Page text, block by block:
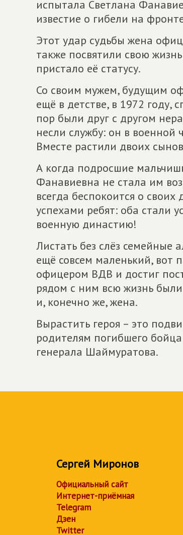
испытала Светлана
известие о гибели на
Этот удар судьбы жена
также посвятили свою
пристало её статусу.
Со своим мужем, будущим
ещё в детстве, в 1972 году,
пор были друг с другом
несли службу: он в военной
Вместе растили двоих
А когда подросшие
Фанавиевна не стала им
всегда беспокоится о
успехами ребят: оба стали
военную династию!
Листать без слёз семейные
ещё совсем маленький, вот
офицером ВДВ и достиг
рядом с ним всю жизнь
и, конечно же, жена.
Вырастить героя – это
родителям погибшего
генерала Шаймуратова.
Сергей Миронов
Официальный сайт
Интернет-приёмная
Telegram
Дзен
Twitter